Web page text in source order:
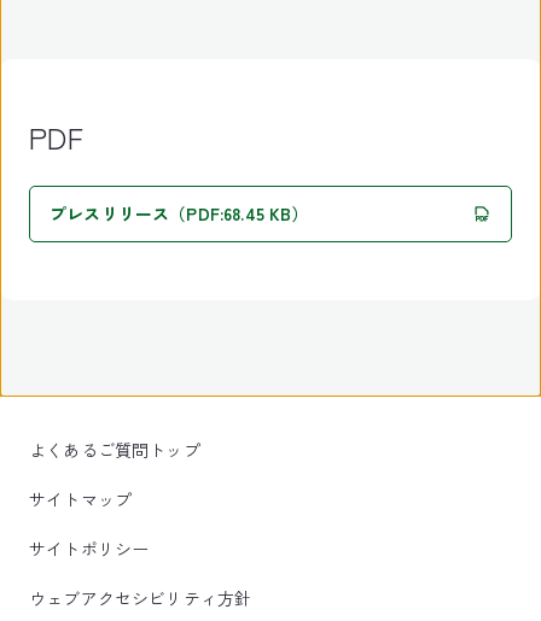
PDF
プレスリリース（PDF:68.45 KB）
よくあるご質問トップ
サイトマップ
サイトポリシー
ウェブアクセシビリティ方針